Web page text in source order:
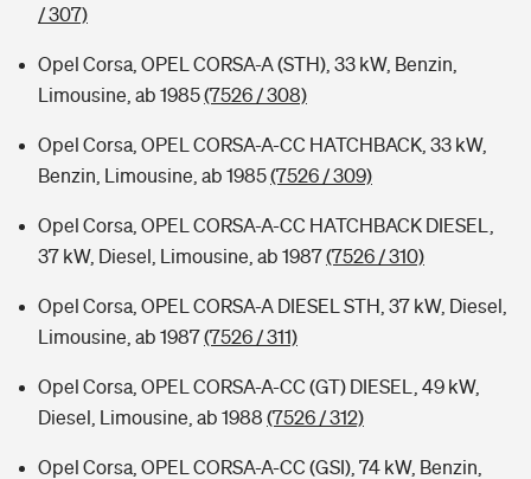
/ 307)
Opel Corsa, OPEL CORSA-A (STH), 33 kW, Benzin,
Limousine, ab 1985(7526 / 308)
Opel Corsa, OPEL CORSA-A-CC HATCHBACK, 33 kW,
Benzin, Limousine, ab 1985(7526 / 309)
Opel Corsa, OPEL CORSA-A-CC HATCHBACK DIESEL,
37 kW, Diesel, Limousine, ab 1987(7526 / 310)
Opel Corsa, OPEL CORSA-A DIESEL STH, 37 kW, Diesel,
Limousine, ab 1987(7526 / 311)
Opel Corsa, OPEL CORSA-A-CC (GT) DIESEL, 49 kW,
Diesel, Limousine, ab 1988 (7526 / 312)
Opel Corsa, OPEL CORSA-A-CC (GSI), 74 kW, Benzin,